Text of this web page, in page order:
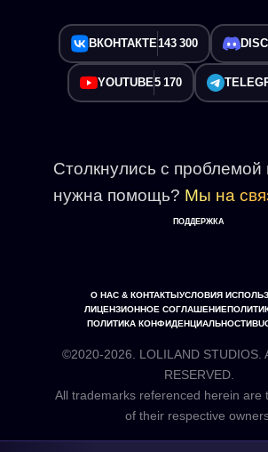
ВКОНТАКТЕ143 300
YOUTUBE5 170
Столкнулись с проблемой
нужна помощь? Мы на
ПОДДЕРЖКА
О НАС & КОНТАКТЫУСЛОВИЯ
ЛИЦЕНЗИОННОЕ СОГЛАШЕНИЕ
ПОЛИТИКА КОНФИДЕНЦИАЛЬНОСТИ
©2020-2026. LOLILAND STUDIOS.
RESERVED.
All trademarks referenced herein are